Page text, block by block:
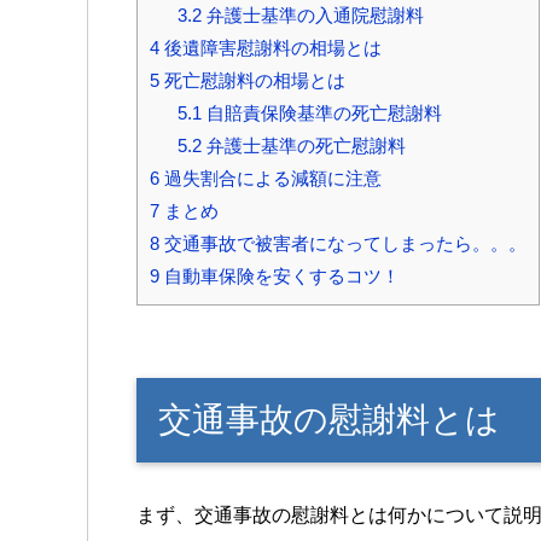
3.2弁護士基準の入通院慰謝料
4 後遺障害慰謝料の相場とは
5 死亡慰謝料の相場とは
5.1 自賠責保険基準の死亡慰謝料
5.2弁護士基準の死亡慰謝料
6 過失割合による減額に注意
7 まとめ
8 交通事故で被害者になってしまったら。。。
9 自動車保険を安くするコツ！
交通事故の慰謝料とは
まず、交通事故の慰謝料とは何かについて説明